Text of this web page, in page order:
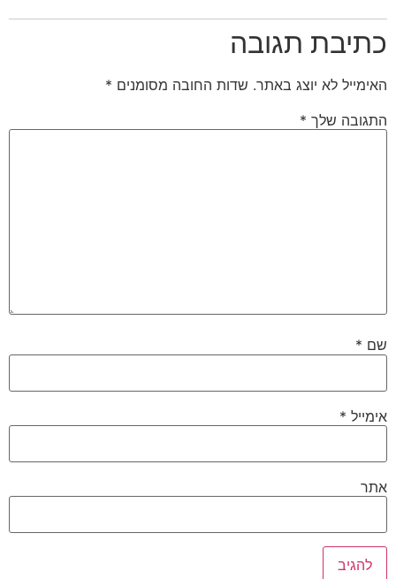
כתיבת תגובה
האימייל לא יוצג באתר. שדות החובה מסומנים *
התגובה שלך *
שם *
אימייל *
אתר